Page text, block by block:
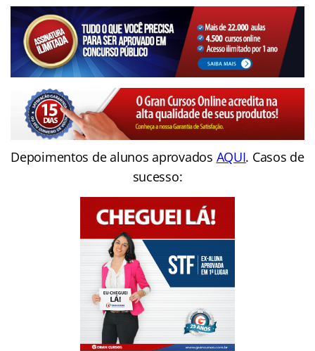
Depoimentos de alunos aprovados AQUI. Casos de
sucesso: